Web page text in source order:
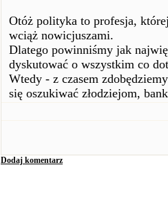
Otóż polityka to profesja,
wciąż nowicjuszami.
Dlatego powinniśmy jak
dyskutować o wszystkim co
Wtedy - z czasem
się oszukiwać złodziejom,
Dodaj komentarz